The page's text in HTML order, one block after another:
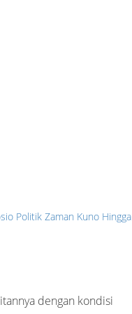
Politik Zaman Kuno Hingga
dengan kondisi